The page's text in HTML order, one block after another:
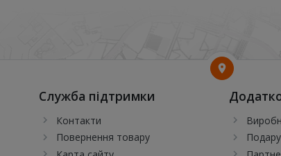
Служба підтримки
Контакти
Повернення товару